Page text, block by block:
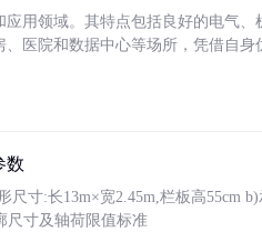
用领域。其特点包括良好的电气、
医院和数据中心等场所，凭借自
数
尺寸:长13m×宽2.45m,栏板高55cm
尺寸及轴荷限值标准